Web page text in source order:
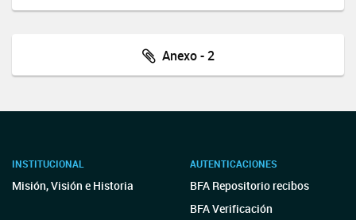
Anexo - 2
INSTITUCIONAL
Misión, Visión e Historia
AUTENTICACIONES
BFA Repositorio recibos
BFA Verificación